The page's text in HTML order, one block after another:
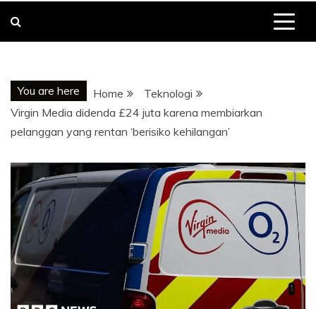
You are here Home
Teknologi
Virgin Media didenda £24 juta karena membiarkan
pelanggan yang rentan ‘berisiko kehilangan’